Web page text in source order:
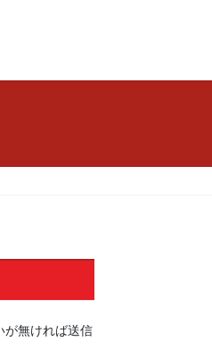
が無ければ送信